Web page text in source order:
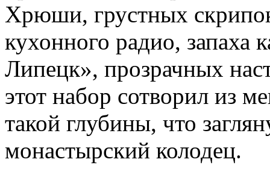
Хрюши, грустных
кухонного радио, запаха
Липецк», прозрачных
этот набор сотворил из
такой глубины, что
монастырский колодец.